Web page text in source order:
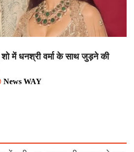
में धनश्री वर्मा के साथ जुड़ने की
News WAY